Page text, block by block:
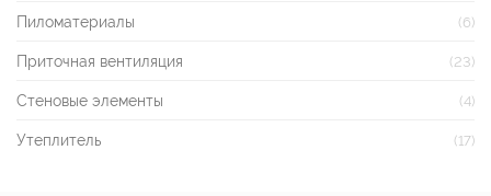
Пиломатериалы (6)
Приточная вентиляция (23)
Стеновые элементы (4)
Утеплитель (17)